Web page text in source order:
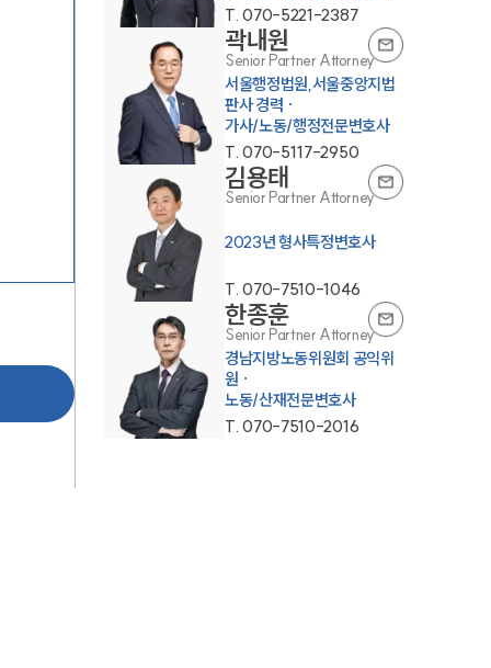
T.070-5221-2387
곽내원
Senior Partner Attorney
서울행정법원,서울중앙지법
판사 경력 ·
가사/노동/행정전문변호사
T.070-5117-2950
김용태
Senior Partner Attorney
2023년 형사특정변호사
T.070-7510-1046
한종훈
Senior Partner Attorney
경남지방노동위원회 공익위
원 ·
노동/산재전문변호사
T.070-7510-2016